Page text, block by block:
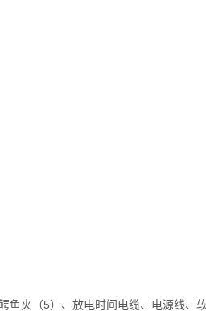
夹（5）、放电时间电缆、电源线、